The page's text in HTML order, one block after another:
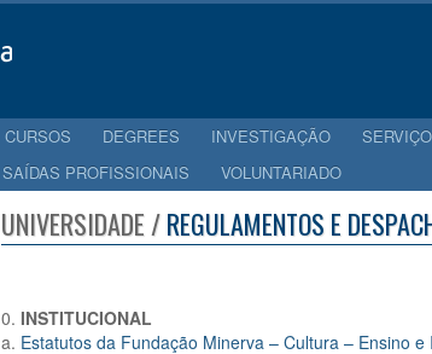
CURSOS DEGREES INVESTIGAÇÃO
SAÍDAS PROFISSIONAIS VOLUNTARIADO
UNIVERSIDADE /REGULAMENTOS E
0. INSTITUCIONAL
a. Estatutos da Fundação Minerva – Cultura – Ensino